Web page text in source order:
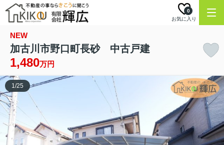
お気に入り
0
NEW
加古川市野口町長砂 中古戸建
1,480万円
1/25